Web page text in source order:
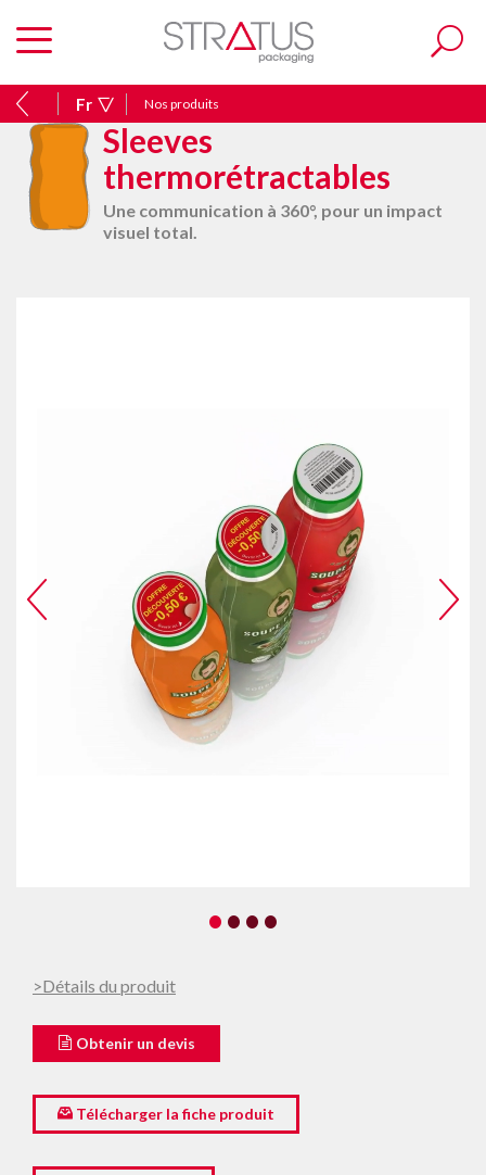
Fr Nos produits
Sleeves
thermorétractables
Une communication à 360°, pour un impact
visuel total.
••••
>Détails du produit
Obtenir un devis
Télécharger la fiche produit